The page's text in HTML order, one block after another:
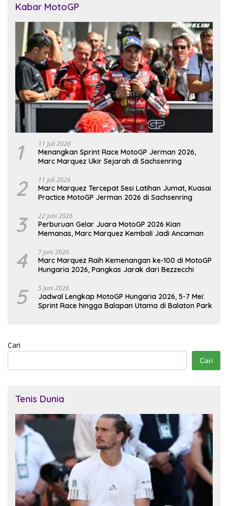
Kabar MotoGP
1 11 Juli 2026
Menangkan Sprint Race MotoGP Jerman 2026,
Marc Marquez Ukir Sejarah di Sachsenring
2 11 Juli 2026
Marc Marquez Tercepat Sesi Latihan Jumat, Kuasai
Practice MotoGP Jerman 2026 di Sachsenring
3 22 Juni 2026
Perburuan Gelar Juara MotoGP 2026 Kian
Memanas, Marc Marquez Kembali Jadi Ancaman
4 7 Juni 2026
Marc Marquez Raih Kemenangan ke-100 di MotoGP
Hungaria 2026, Pangkas Jarak dari Bezzecchi
5 5 Juni 2026
Jadwal Lengkap MotoGP Hungaria 2026, 5-7 Mei:
Sprint Race hingga Balapan Utama di Balaton Park
Cari
Cari
Tenis Dunia